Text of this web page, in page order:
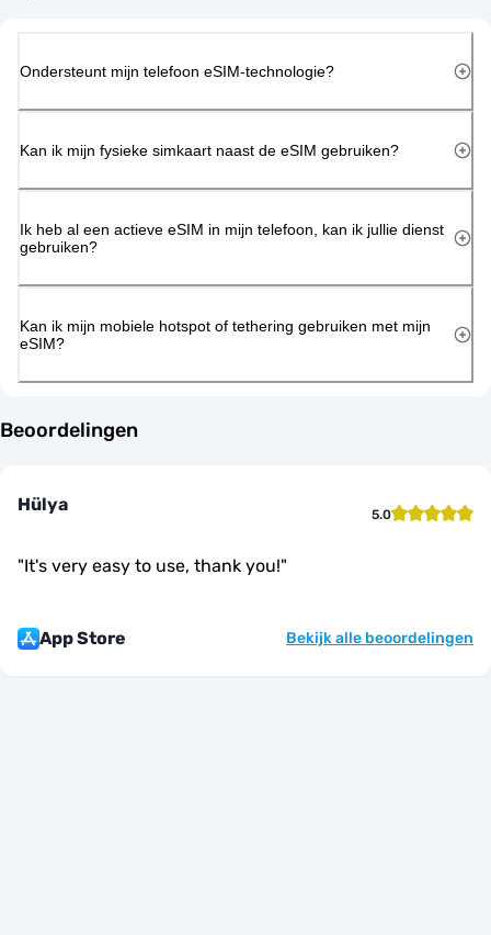
Ondersteunt mijn telefoon eSIM-technologie?
Kan ik mijn fysieke simkaart naast de eSIM gebruiken?
Ik heb al een actieve eSIM in mijn telefoon, kan ik jullie dienst
gebruiken?
Kan ik mijn mobiele hotspot of tethering gebruiken met mijn
eSIM?
Beoordelingen
Hülya 5.0
"It's very easy to use, thank you!"
App Store Bekijk alle beoordelingen